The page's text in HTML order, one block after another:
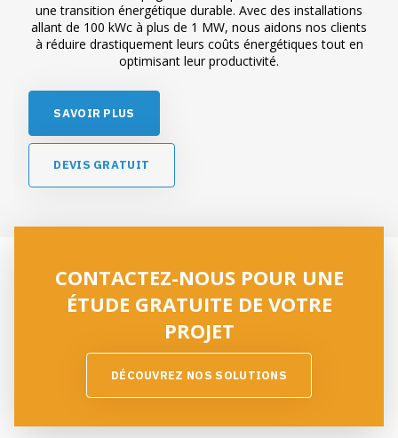
une transition énergétique durable. Avec des installations
allant de 100 kWc à plus de 1 MW, nous aidons nos clients
à réduire drastiquement leurs coûts énergétiques tout en
optimisant leur productivité.
SAVOIR PLUS
DEVIS GRATUIT
CONTACTEZ-NOUS POUR UNE
ÉTUDE GRATUITE DE VOTRE
PROJET
DÉCOUVREZ NOS SOLUTIONS